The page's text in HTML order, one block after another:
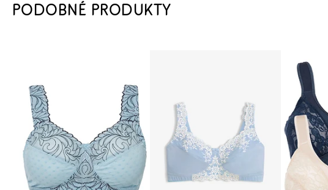
PODOBNÉ PRODUKTY